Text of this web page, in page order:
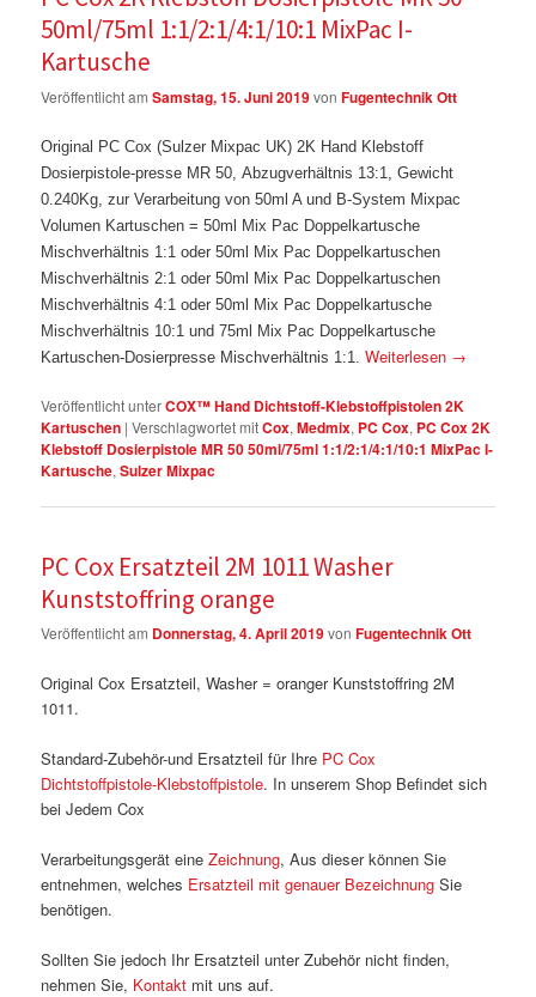
50ml/75ml 1:1/2:1/4:1/10:1 MixPac I-
Kartusche
Veröffentlicht amSamstag, 15. Juni 2019vonFugentechnik Ott
Original PC Cox (Sulzer Mixpac UK) 2K Hand Klebstoff
Dosierpistole-presse MR 50, Abzugverhältnis 13:1, Gewicht
0.240Kg, zur Verarbeitung von 50ml A und B-System Mixpac
Volumen Kartuschen = 50ml Mix Pac Doppelkartusche
Mischverhältnis 1:1 oder 50ml Mix Pac Doppelkartuschen
Mischverhältnis 2:1 oder 50ml Mix Pac Doppelkartuschen
Mischverhältnis 4:1 oder 50ml Mix Pac Doppelkartusche
Mischverhältnis 10:1und 75ml Mix Pac Doppelkartusche
Kartuschen-Dosierpresse Mischverhältnis 1:1.
Weiterlesen →
Veröffentlicht unterCOX™ Hand Dichtstoff-Klebstoffpistolen 2K
Kartuschen |Verschlagwortet mitCox,Medmix, PC Cox, PC Cox 2K
Klebstoff Dosierpistole MR 50 50ml/75ml 1:1/2:1/4:1/10:1 MixPac I-
Kartusche,Sulzer Mixpac
PC Cox Ersatzteil 2M 1011 Washer
Kunststoffring orange
Veröffentlicht am Donnerstag, 4. April 2019vonFugentechnik Ott
Original Cox Ersatzteil, Washer = oranger Kunststoffring 2M
1011.
Standard-Zubehör-und Ersatzteil für Ihre PC Cox
Dichtstoffpistole-Klebstoffpistole. In unserem Shop Befindet sich
bei Jedem Cox
Verarbeitungsgerät eineZeichnung, Aus dieser können Sie
entnehmen, welches Ersatzteil mit genauer Bezeichnung Sie
benötigen.
Sollten Sie jedoch Ihr Ersatzteil unter Zubehör nicht finden,
nehmen Sie, Kontakt mit uns auf.